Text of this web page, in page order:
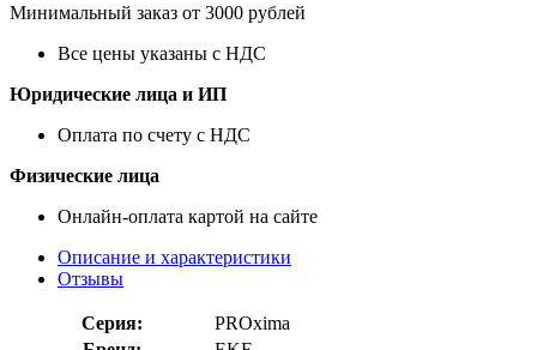
Минимальный заказ от 3000 рублей
Все цены указаны с НДС
Юридические лица и ИП
Оплата по счету с НДС
Физические лица
Онлайн-оплата картой на сайте
Описание и характеристики
Отзывы
Серия:
PROxima